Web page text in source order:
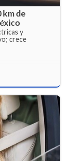
km de
y
crece